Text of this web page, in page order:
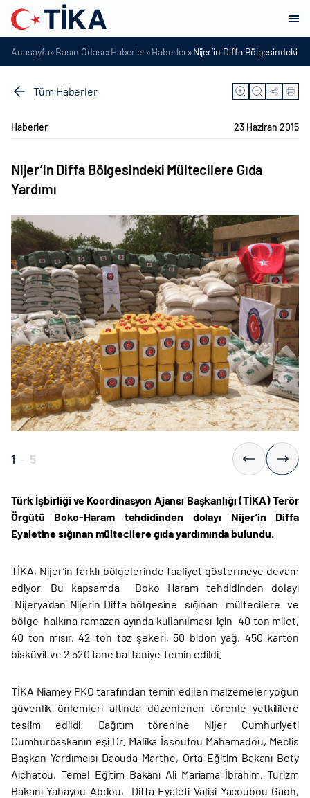
Anasayfa»Basın Odası»Haberler»Haberler»Nijer’in Diffa Bölgesindeki
Tüm Haberler
Haberler 23 Haziran 2015
Nijer’in Diffa Bölgesindeki Mültecilere Gıda
Yardımı
1 - 5
Türk İşbirliği ve Koordinasyon Ajansı Başkanlığı (TİKA) Terör
Örgütü Boko-Haram tehdidinden dolayı Nijer’in Diffa
Eyaletine sığınan mültecilere gıda yardımında bulundu.
TİKA, Nijer’in farklı bölgelerinde faaliyet göstermeye devam
ediyor. Bu kapsamda
Boko Haram tehdidinden dolayı
Nijerya’dan Nijerin Diffa bölgesine sığınan mültecilere ve
bölge halkına ramazan ayında kullanılması için 40 ton milet,
40 ton mısır, 42 ton toz şekeri, 50 bidon yağ, 450 karton
bisküvit ve 2 520 tane battaniye temin edildi.
TİKA Niamey PKO tarafından temin edilen malzemeler yoğun
güvenlik önlemleri altında düzenlenen törenle yetkililere
teslim edildi. Dağıtım törenine Nijer Cumhuriyeti
Cumhurbaşkanın eşi Dr. Malika İssoufou Mahamadou, Meclis
Başkan Yardımcısı Daouda Marthe, Orta-Eğitim Bakanı Bety
Aichatou, Temel Eğitim Bakanı Ali Mariama İbrahim, Turizm
Bakanı Yahayou Abdou, Diffa Eyaleti Valisi Yacoubou Gaoh,